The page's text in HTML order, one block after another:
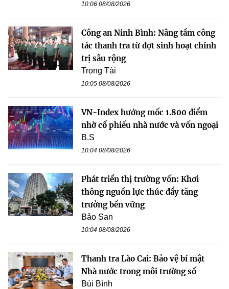
10:06 08/08/2026
Công an Ninh Bình: Nâng tầm công
tác thanh tra từ đợt sinh hoạt chính
trị sâu rộng
Trọng Tài
10:05 08/08/2026
VN-Index hướng mốc 1.800 điểm
nhờ cổ phiếu nhà nước và vốn ngoại
B.S
10:04 08/08/2026
Phát triển thị trường vốn: Khơi
thông nguồn lực thúc đẩy tăng
trưởng bền vững
Bảo San
10:04 08/08/2026
Thanh tra Lào Cai: Bảo vệ bí mật
Nhà nước trong môi trường số
Bùi Bình